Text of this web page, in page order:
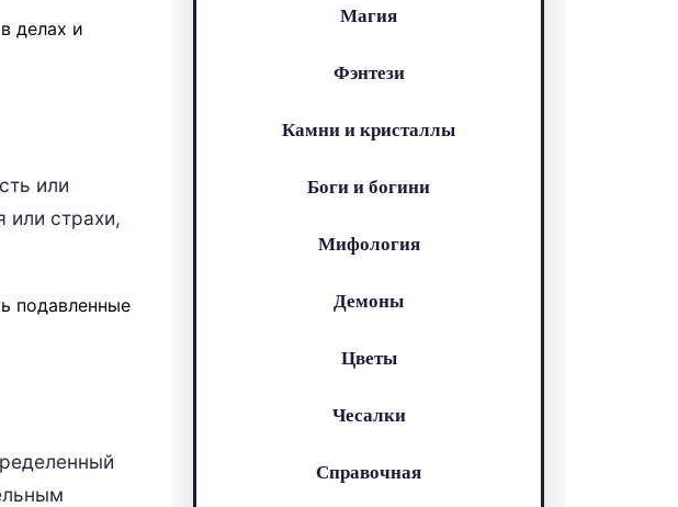
делах и
или
или страхи,
подавленные
Магия
Фэнтези
Камни и кристаллы
Боги и богини
Мифология
Демоны
Цветы
Чесалки
Справочная